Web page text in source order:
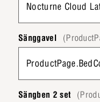
Nocturne Cloud
Sänggavel
Sängben 2 set